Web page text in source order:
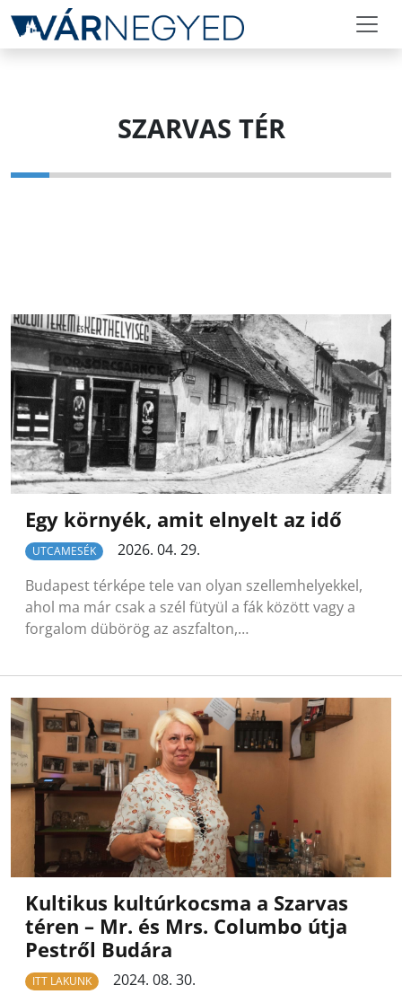
SZARVAS TÉR
Egy környék, amit elnyelt az idő
UTCAMESÉK
2026. 04. 29.
Budapest térképe tele van olyan szellemhelyekkel,
ahol ma már csak a szél fütyül a fák között vagy a
forgalom dübörög az aszfalton,…
Kultikus kultúrkocsma a Szarvas
téren – Mr. és Mrs. Columbo útja
Pestről Budára
ITT LAKUNK
2024. 08. 30.